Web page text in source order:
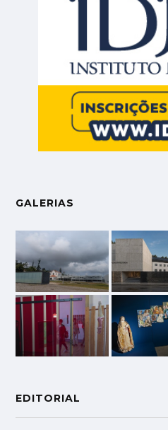
GALERIAS
EDITORIAL